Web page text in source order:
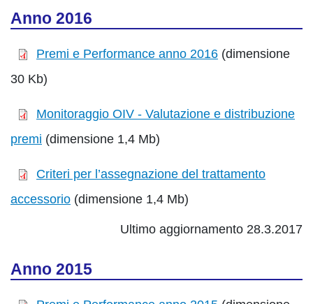
Anno 2016
Premi e Performance anno 2016 (dimensione
30 Kb)
Monitoraggio OIV - Valutazione e distribuzione
premi (dimensione 1,4 Mb)
Criteri per l’assegnazione del trattamento
accessorio (dimensione 1,4 Mb)
Ultimo aggiornamento 28.3.2017
Anno 2015